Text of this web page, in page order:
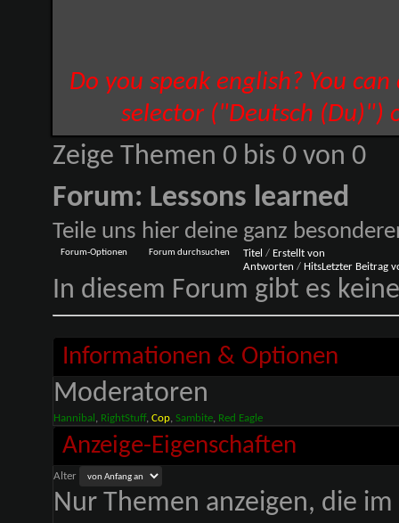
Do you speak english? You
selector ("Deutsch (Du)")
Zeige Themen 0 bis 0 von 0
Forum: Lessons learned
Teile uns hier deine ganz
Forum-Optionen Forum durchsuchen Titel / Erstellt von
Antworten / HitsLetzter Beitrag
In diesem Forum gibt es
Informationen & Optionen
Moderatoren
Hannibal , RightStuff, Cop, Sambite, Red Eagle
Anzeige-Eigenschaften
Alter
Nur Themen anzeigen, die